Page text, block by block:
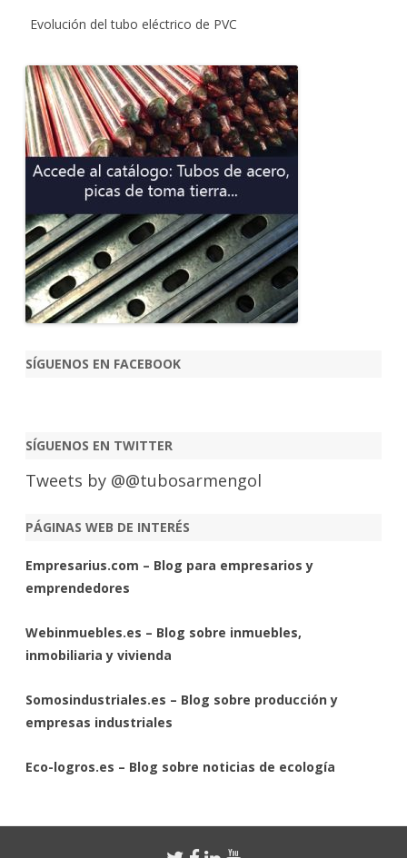
Evolución del tubo eléctrico de PVC
SÍGUENOS EN FACEBOOK
SÍGUENOS EN TWITTER
Tweets by @@tubosarmengol
PÁGINAS WEB DE INTERÉS
Empresarius.com – Blog para empresarios y
emprendedores
Webinmuebles.es – Blog sobre inmuebles,
inmobiliaria y vivienda
Somosindustriales.es – Blog sobre producción y
empresas industriales
Eco-logros.es – Blog sobre noticias de ecología